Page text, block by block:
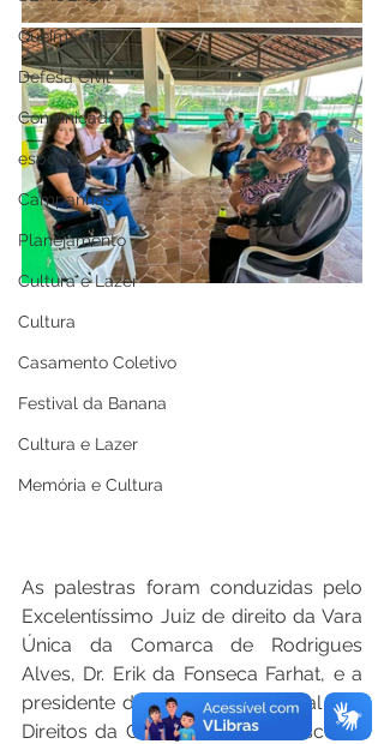
Queimadas
Defesa Civil
Comunicado
esporte
Campanhas
Planejamento
Cultura e Lazer
Cultura
Casamento Coletivo
Festival da Banana
Cultura e Lazer
Memória e Cultura
As palestras foram conduzidas pelo
Excelentíssimo Juiz de direito da Vara
Única da Comarca de Rodrigues
Alves, Dr. Erik da Fonseca Farhat, e a
presidente do Conselho Estadual dos
Direitos da Criança e do Adolescente